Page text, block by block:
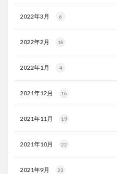
2022年3月 6
2022年2月 18
2022年1月 4
2021年12月 16
2021年11月 19
2021年10月 22
2021年9月 23